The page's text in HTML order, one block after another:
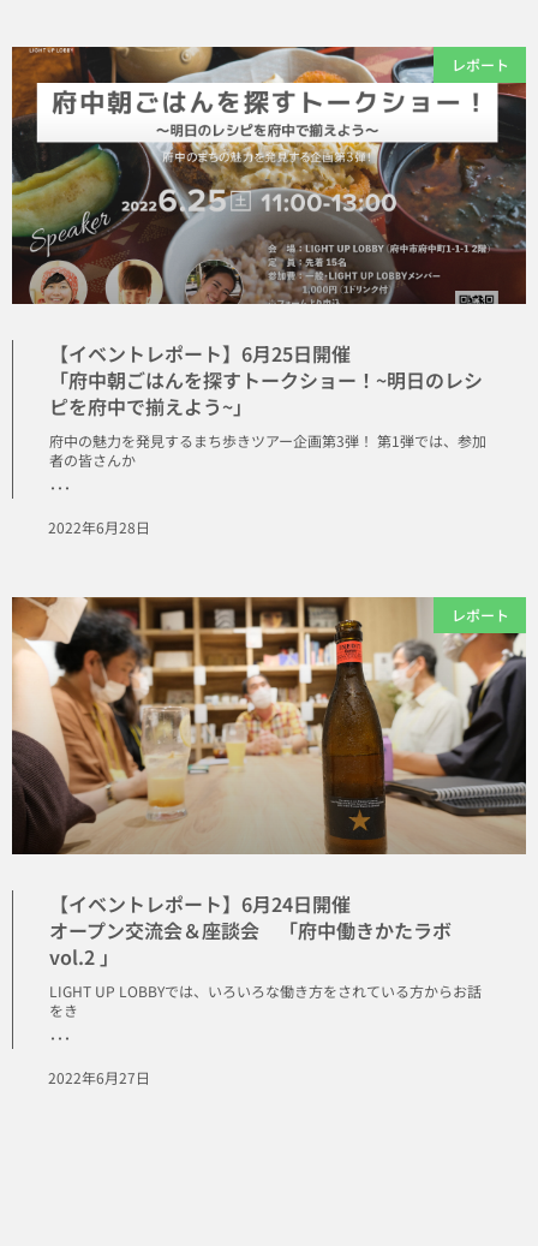
レポート
【イベントレポート】6月25日開催
「府中朝ごはんを探すトークショー！~明日のレシ
ピを府中で揃えよう~」
府中の魅力を発見するまち歩きツアー企画第3弾！ 第1弾では、参加
者の皆さんか
･･･
2022年6月28日
レポート
【イベントレポート】6月24日開催
オープン交流会＆座談会 「府中働きかたラボ
vol.2 」
LIGHT UP LOBBYでは、いろいろな働き方をされている方からお話
をき
･･･
2022年6月27日